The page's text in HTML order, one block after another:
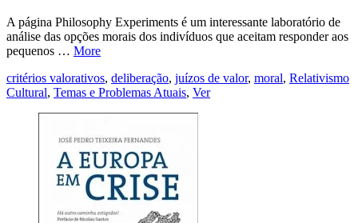
A página Philosophy Experiments é um interessante laboratório de
análise das opções morais dos indivíduos que aceitam responder aos
pequenos … More
critérios valorativos, deliberação, juízos de valor, moral, Relativismo
Cultural, Temas e Problemas Atuais, Ver